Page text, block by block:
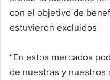
con el objetivo de
estuvieron excluidos
‘’En estos mercados
de nuestras y nuestros